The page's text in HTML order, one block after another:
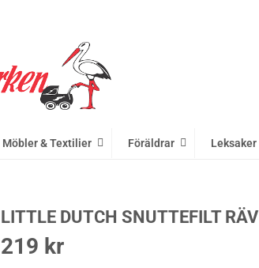
Möbler & Textilier Föräldrar Leksaker
LITTLE DUTCH SNUTTEFILT RÄV
219 kr